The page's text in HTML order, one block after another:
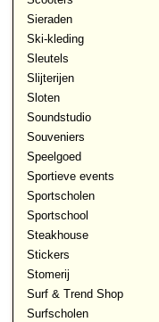
Sieraden
Ski-kleding
Sleutels
Slijterijen
Sloten
Soundstudio
Souveniers
Speelgoed
Sportieve events
Sportscholen
Sportschool
Steakhouse
Stickers
Stomerij
Surf & Trend Shop
Surfscholen